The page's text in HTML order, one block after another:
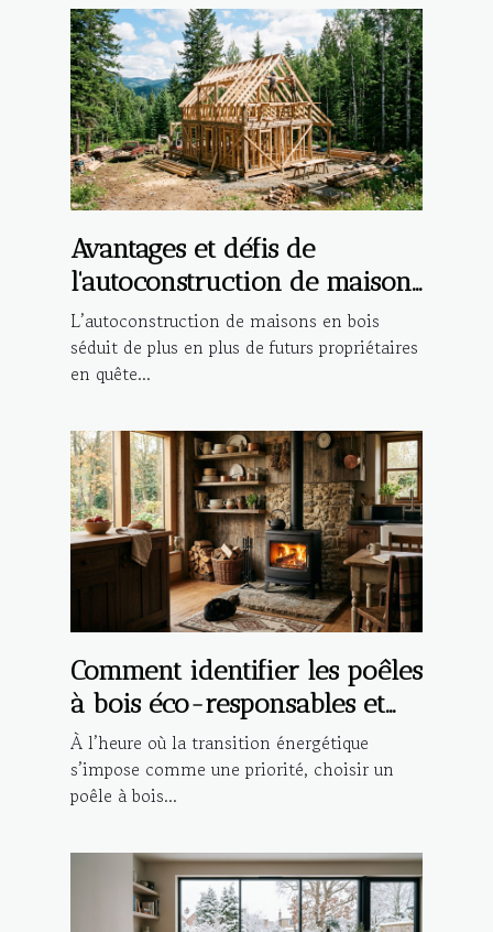
Avantages et défis de
l'autoconstruction de maisons
en bois
L’autoconstruction de maisons en bois
séduit de plus en plus de futurs propriétaires
en quête...
Comment identifier les poêles
à bois éco-responsables et
durables ?
À l’heure où la transition énergétique
s’impose comme une priorité, choisir un
poêle à bois...